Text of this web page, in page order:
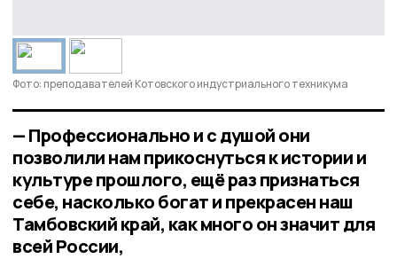
Фото: преподавателей Котовского индустриального техникума
— Профессионально и с душой они
позволили нам прикоснуться к истории и
культуре прошлого, ещё раз признаться
себе, насколько богат и прекрасен наш
Тамбовский край, как много он значит для
всей России,